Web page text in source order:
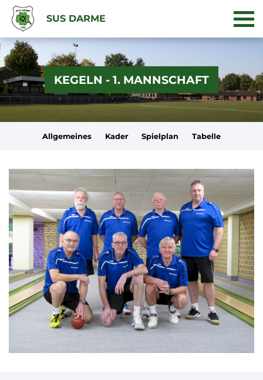
SUS DARME
KEGELN - 1. MANNSCHAFT
Allgemeines Kader Spielplan Tabelle